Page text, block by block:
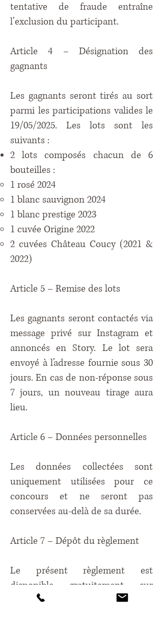
tentative de fraude entraîne
l’exclusion du participant.
Article 4 – Désignation des
gagnants
Les gagnants seront tirés au sort
parmi les participations valides le
19/05/2025. Les lots sont les
suivants :
2 lots composés chacun de 6
bouteilles :
1 rosé 2024
1 blanc sauvignon 2024
1 blanc prestige 2023
1 cuvée Origine 2022
2 cuvées Château Coucy (2021 &
2022)
Article 5 – Remise des lots
Les gagnants seront contactés via
message privé sur Instagram et
annoncés en Story. Le lot sera
envoyé à l’adresse fournie sous 30
jours. En cas de non-réponse sous
7 jours, un nouveau tirage aura
lieu.
Article 6 – Données personnelles
Les données collectées sont
uniquement utilisées pour ce
concours et ne seront pas
conservées au-delà de sa durée.
Article 7 – Dépôt du règlement
Le présent règlement est
disponible gratuitement sur
simple demande du lien. Il peut